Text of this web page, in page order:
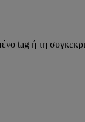
tag ή τη